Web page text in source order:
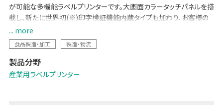
が可能な多機能ラベルプリンターです。大画面カラータッチパネルを搭
載し、新たに世界初(※)印字検証機能内蔵タイプも加わり、お客様の
ご利用用途に応じた製品をご提供します。
※当社調べ
... more
食品製造・加工 製造・物流
製品分野
産業用ラベルプリンター